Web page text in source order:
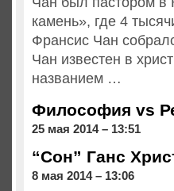
камень», где 4
Франсис Чан
Чан известен в
названием …
Философия vs
25 мая 2014 – 13:51
“Сон” Ганс
8 мая 2014 – 13:06